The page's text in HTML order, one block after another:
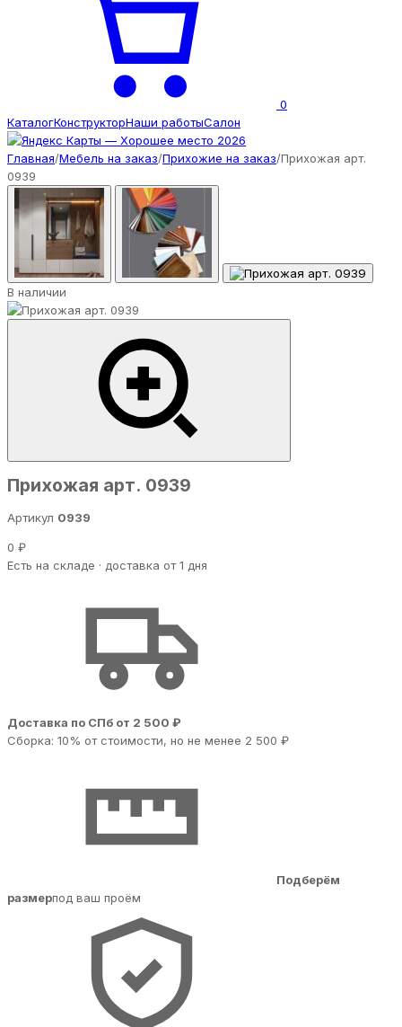
0
КаталогКонструкторНаши работыСалон
Главная/Мебель на заказ/Прихожие на заказ/Прихожая арт.
0939
В наличии
Прихожая арт. 0939
Артикул 0939
0 ₽
Есть на складе · доставка от 1 дня
Доставка по СПб от 2 500 ₽
Сборка: 10% от стоимости, но не менее 2 500 ₽
Подберём
размерпод ваш проём